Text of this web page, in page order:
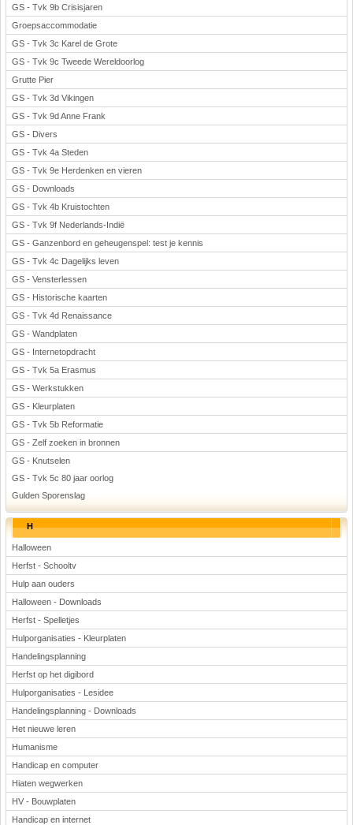
GS - Tvk 9b Crisisjaren
Groepsaccommodatie
GS - Tvk 3c Karel de Grote
GS - Tvk 9c Tweede Wereldoorlog
Grutte Pier
GS - Tvk 3d Vikingen
GS - Tvk 9d Anne Frank
GS - Divers
GS - Tvk 4a Steden
GS - Tvk 9e Herdenken en vieren
GS - Downloads
GS - Tvk 4b Kruistochten
GS - Tvk 9f Nederlands-Indië
GS - Ganzenbord en geheugenspel: test je kennis
GS - Tvk 4c Dagelijks leven
GS - Vensterlessen
GS - Historische kaarten
GS - Tvk 4d Renaissance
GS - Wandplaten
GS - Internetopdracht
GS - Tvk 5a Erasmus
GS - Werkstukken
GS - Kleurplaten
GS - Tvk 5b Reformatie
GS - Zelf zoeken in bronnen
GS - Knutselen
GS - Tvk 5c 80 jaar oorlog
Gulden Sporenslag
H
Halloween
Herfst - Schooltv
Hulp aan ouders
Halloween - Downloads
Herfst - Spelletjes
Hulporganisaties - Kleurplaten
Handelingsplanning
Herfst op het digibord
Hulporganisaties - Lesidee
Handelingsplanning - Downloads
Het nieuwe leren
Humanisme
Handicap en computer
Hiaten wegwerken
HV - Bouwplaten
Handicap en internet